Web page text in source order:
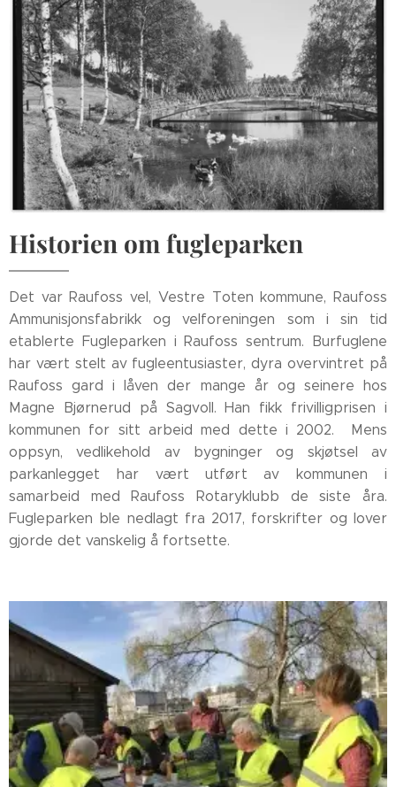
Historien om fugleparken
Det var Raufoss vel, Vestre Toten kommune, Raufoss
Ammunisjonsfabrikk og velforeningen som i sin tid
etablerte Fugleparken i Raufoss sentrum. Burfuglene
har vært stelt av fugleentusiaster, dyra overvintret på
Raufoss gard i låven der mange år og seinere hos
Magne Bjørnerud på Sagvoll. Han fikk frivilligprisen i
kommunen for sitt arbeid med dette i 2002. Mens
oppsyn, vedlikehold av bygninger og skjøtsel av
parkanlegget har vært utført av kommunen i
samarbeid med Raufoss Rotaryklubb de siste åra.
Fugleparken ble nedlagt fra 2017, forskrifter og lover
gjorde det vanskelig å fortsette.